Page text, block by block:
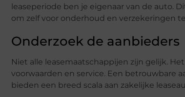
leaseperiode ben je eigenaar van de auto.
om zelf voor onderhoud en verzekeringen
Onderzoek de aanbieders
Niet alle leasemaatschappijen zijn gelijk.
voorwaarden en service. Een betrouwbare
bieden een breed scala aan zakelijke